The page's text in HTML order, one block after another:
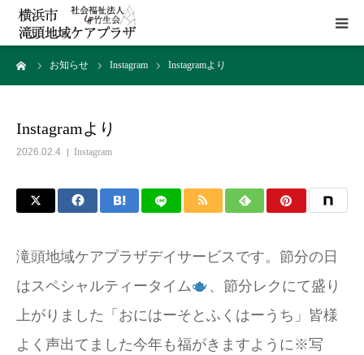
お知らせ Instagram Instagramより
Instagramより
2026.02.4 Instagram
滝頭地域ケアプラザデイサービスです。節分の日
はスペシャルティータイム
、節分レクにて盛り
上がりました 「おにはーそとふくはーうち」皆様
よく声出てました今年も福がきますように※写
HOME
施設概要
アクセス
お問い合わせ